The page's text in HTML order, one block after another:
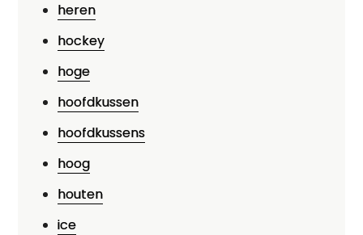
heren
hockey
hoge
hoofdkussen
hoofdkussens
hoog
houten
ice